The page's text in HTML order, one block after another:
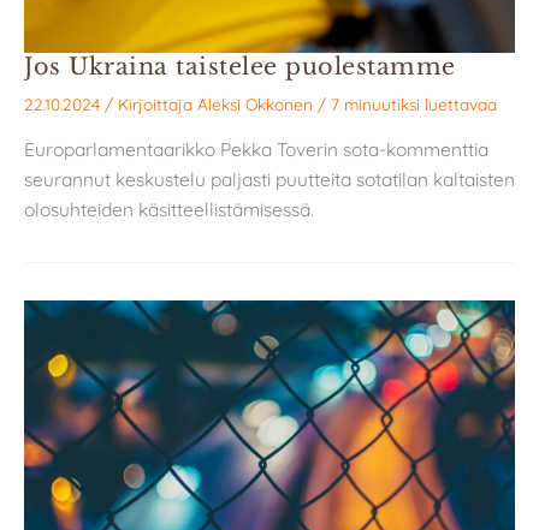
Jos Ukraina taistelee puolestamme
22.10.2024 / Kirjoittaja Aleksi Okkonen / 7 minuutiksi luettavaa
Europarlamentaarikko Pekka Toverin sota-kommenttia
seurannut keskustelu paljasti puutteita sotatilan kaltaisten
olosuhteiden käsitteellistämisessä.